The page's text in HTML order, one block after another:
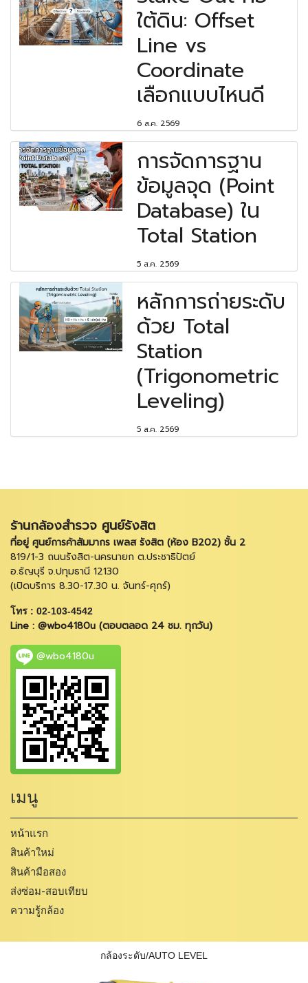
ใต้ดิน: Offset
Line vs
Coordinate
เลือกแบบไหนดี
6 ส.ค. 2569
การจัดการฐาน
ข้อมูลจุด (Point
Database) ใน
Total Station
5 ส.ค. 2569
หลักการถ่ายระดับ
ด้วย Total
Station
(Trigonometric
Leveling)
5 ส.ค. 2569
ร้านกล้องสำรวจ ศูนย์รังสิต
ที่อยู่ ศูนย์การค้าสัมมากร เพลส รังสิต (ห้อง B202) ชั้น 2
819/1-3 ถนนรังสิต-นครนายก ต.ประชาธิปัตย์
อ.ธัญบุรี จ.ปทุมธานี 12130
(เปิดบริการ 8.30-17.30 น. จันทร์-ศุกร์)
โทร : 02-103-4542
Line : @wbo4180u (ตอบตลอด 24 ชม. ทุกวัน)
@wbo4180u
เมนู
หน้าแรก
สินค้าใหม่
สินค้ามือสอง
ส่งซ่อม-สอบเทียบ
ความรู้กล้อง
กล้องระดับ/AUTO LEVEL